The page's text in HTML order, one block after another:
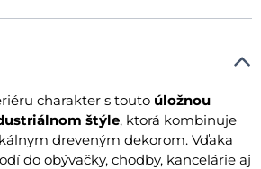
charakter s touto úložnou
štýle, ktorá kombinuje
dreveným dekorom. Vďaka
do obývačky, chodby, kancelárie aj